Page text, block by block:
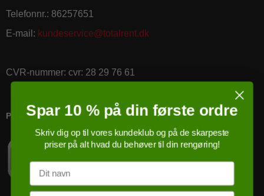
Telefonnr.: 86257651
E-mail : kundeservice@totalrent.dk
CVR-nummer: cvr: 28 29 76 61
PRICERUNNER KØBSGARANTI
Spar 10 % på din første ordre
Skriv dig op til vores kundeklub og på de skarpeste
priser på alt hvad du behøver til din rengøring!
Navn